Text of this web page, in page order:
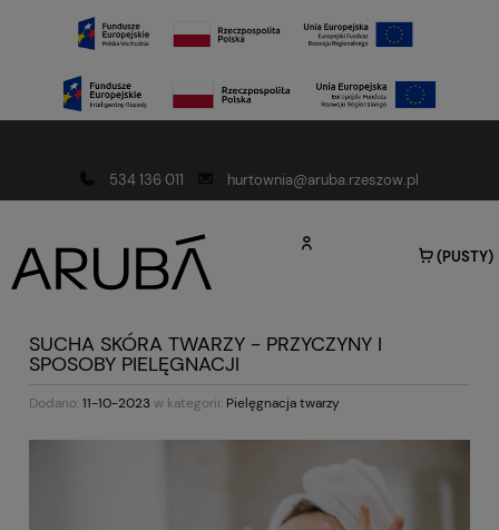
534 136 011
hurtownia@aruba.rzeszow.pl
(PUSTY)
SUCHA SKÓRA TWARZY - PRZYCZYNY I
SPOSOBY PIELĘGNACJI
Dodano:11-10-2023w kategorii: Pielęgnacja twarzy